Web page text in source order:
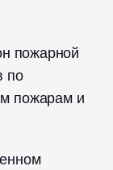
пожарной
по
пожарам и